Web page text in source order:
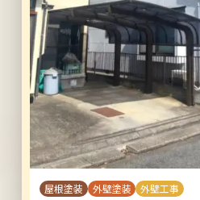
屋根塗装 外壁塗装 外壁工事